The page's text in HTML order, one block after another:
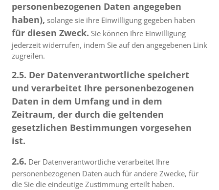
personenbezogenen Daten angegeben
haben), solange sie ihre Einwilligung gegeben haben
für diesen Zweck. Sie können Ihre Einwilligung
jederzeit widerrufen, indem Sie auf den angegebenen Link
zugreifen.
2.5. Der Datenverantwortliche speichert
und verarbeitet Ihre personenbezogenen
Daten in dem Umfang und in dem
Zeitraum, der durch die geltenden
gesetzlichen Bestimmungen vorgesehen
ist.
2.6. Der Datenverantwortliche verarbeitet Ihre
personenbezogenen Daten auch für andere Zwecke, für
die Sie die eindeutige Zustimmung erteilt haben.